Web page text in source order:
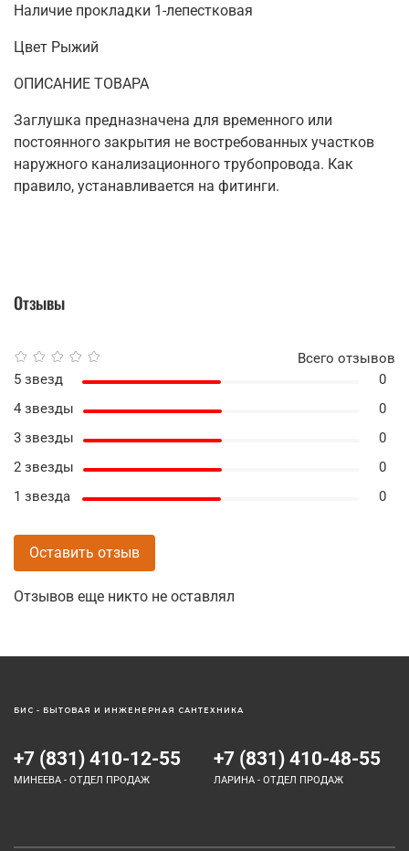
Наличие прокладки 1-лепестковая
Цвет Рыжий
ОПИСАНИЕ ТОВАРА
Заглушка предназначена для временного или
постоянного закрытия не востребованных участков
наружного канализационного трубопровода. Как
правило, устанавливается на фитинги.
Отзывы
Отзывов еще никто не оставлял
Всего отзывов
5 звезд
0
4 звезды
0
3 звезды
0
2 звезды
0
1 звезда
0
Оставить отзыв
+7 (831) 410-12-55
МИНЕЕВА - ОТДЕЛ ПРОДАЖ
+7 (831) 410-48-55
ЛАРИНА - ОТДЕЛ ПРОДАЖ
БИС - БЫТОВАЯ И ИНЖЕНЕРНАЯ САНТЕХНИКА